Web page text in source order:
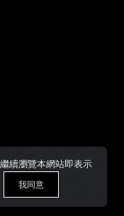
續瀏覽本網站即表示
我同意